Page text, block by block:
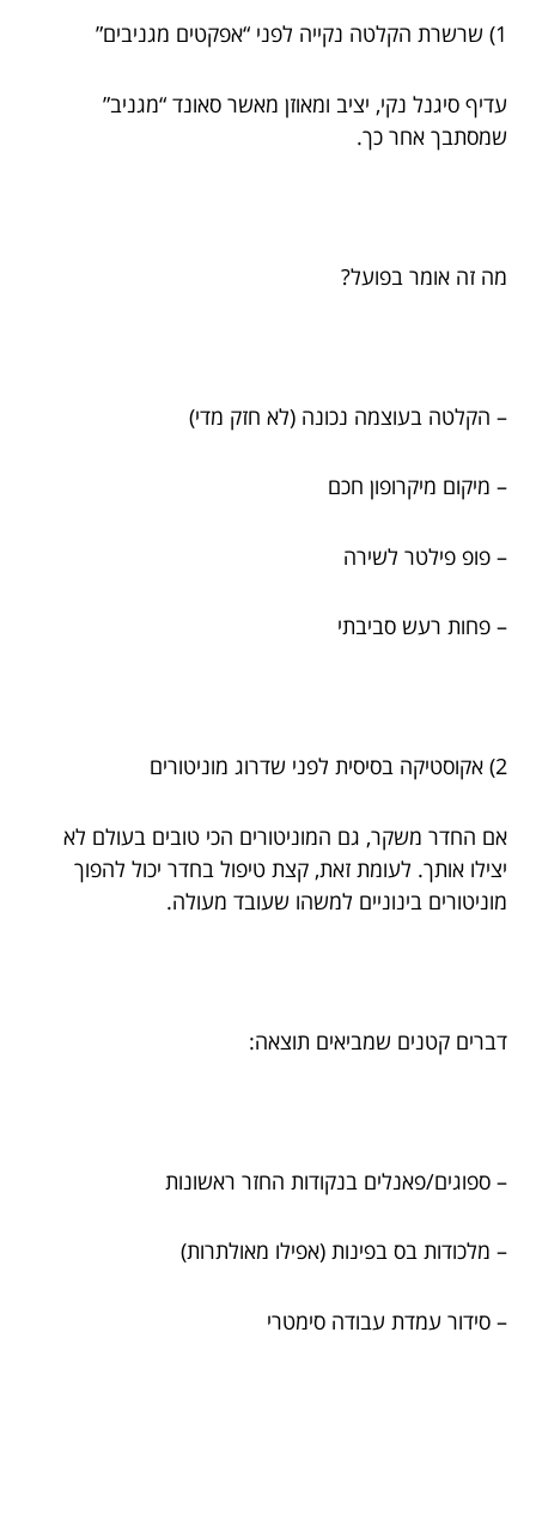
1) שרשרת הקלטה נקייה לפני “אפקטים מגניבים”
עדיף סיגנל נקי, יציב ומאוזן מאשר סאונד “מגניב”
שמסתבך אחר כך.
מה זה אומר בפועל?
– הקלטה בעוצמה נכונה (לא חזק מדי)
– מיקום מיקרופון חכם
– פופ פילטר לשירה
– פחות רעש סביבתי
2) אקוסטיקה בסיסית לפני שדרוג מוניטורים
אם החדר משקר, גם המוניטורים הכי טובים בעולם לא
יצילו אותך. לעומת זאת, קצת טיפול בחדר יכול להפוך
מוניטורים בינוניים למשהו שעובד מעולה.
דברים קטנים שמביאים תוצאה:
– ספוגים/פאנלים בנקודות החזר ראשונות
– מלכודות בס בפינות (אפילו מאולתרות)
– סידור עמדת עבודה סימטרי